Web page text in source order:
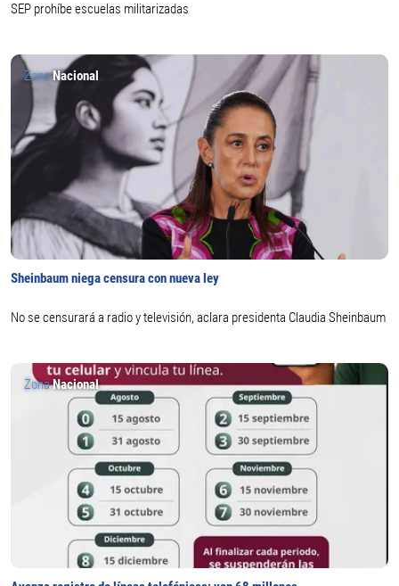
SEP prohíbe escuelas militarizadas
ZonaNacional
Sheinbaum niega censura con nueva ley
No se censurará a radio y televisión, aclara presidenta Claudia Sheinbaum
ZonaNacional